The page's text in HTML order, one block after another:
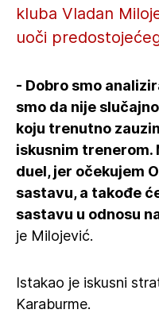
kluba Vladan
uoči
- Dobro smo
smo da nije
koju trenutno
iskusnim trenerom.
duel, jer očekujem
sastavu, a takođe
sastavu u odnosu
je Milojević.
Istakao je iskusni
Karaburme.